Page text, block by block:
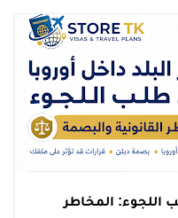
اللجوء: المخاطر